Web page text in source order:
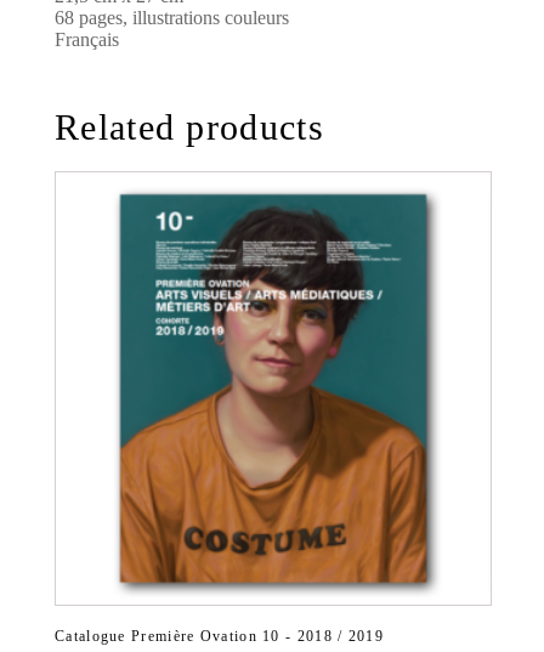
68 pages, illustrations couleurs
Français
Related products
Catalogue Première Ovation 10 - 2018 / 2019